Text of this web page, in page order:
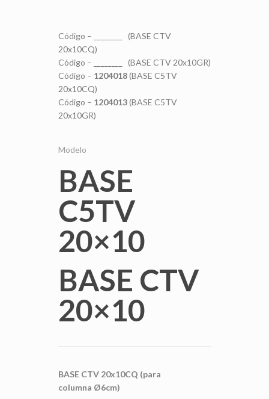
Código – ________ (BASE CTV
20x10CQ)
Código – ________ (BASE CTV 20x10GR)
Código – 1204018(BASE C5TV
20x10CQ)
Código – 1204013(BASE C5TV
20x10GR)
Modelo
BASE
C5TV
20×10
BASE CTV
20×10
BASE CTV 20x10CQ (para
columna Ø6cm)